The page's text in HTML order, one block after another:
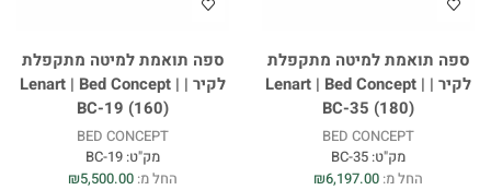
ספה תואמת למיטה מתקפלת
לקיר | Lenart | Bed Concept |
BC-35 (180)
BED CONCEPT
מק"ט: BC-35
החל מ:
₪6,197.00
ספה תואמת למיטה מתקפלת
לקיר | Lenart | Bed Concept |
BC-19 (160)
BED CONCEPT
מק"ט: BC-19
החל מ:
₪5,500.00